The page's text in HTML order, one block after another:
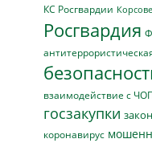
КС Росгвардии
Росгвардия
взаимодействие с
госзакупки закон
коронавирус